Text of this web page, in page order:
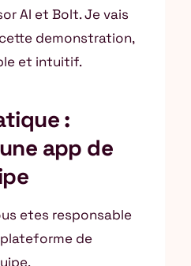
AI et Bolt. Je vais
demonstration,
et intuitif.
:
app de
etes responsable
de